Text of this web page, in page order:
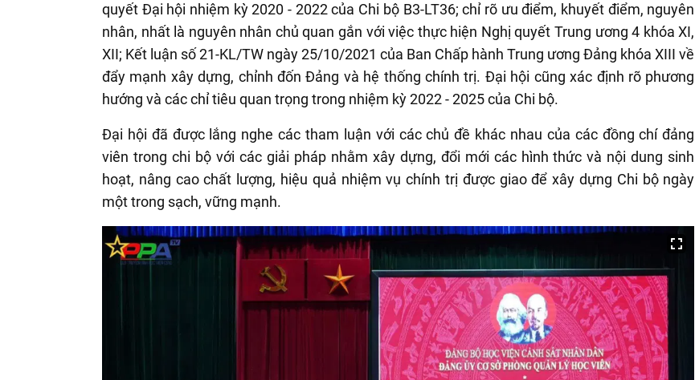
quyết Đại hội nhiệm kỳ 2020 - 2022 của Chi bộ B3-LT36; chỉ rõ ưu điểm, khuyết điểm, nguyên
nhân, nhất là nguyên nhân chủ quan gắn với việc thực hiện Nghị quyết Trung ương 4 khóa XI,
XII; Kết luận số 21-KL/TW ngày 25/10/2021 của Ban Chấp hành Trung ương Đảng khóa XIII về
đẩy mạnh xây dựng, chỉnh đốn Đảng và hệ thống chính trị. Đại hội cũng xác định rõ phương
hướng và các chỉ tiêu quan trọng trong nhiệm kỳ 2022 - 2025 của Chi bộ.
Đại hội đã được lắng nghe các tham luận với các chủ đề khác nhau của các đồng chí đảng
viên trong chi bộ với các giải pháp nhằm xây dựng, đổi mới các hình thức và nội dung sinh
hoạt, nâng cao chất lượng, hiệu quả nhiệm vụ chính trị được giao để xây dựng Chi bộ ngày
một trong sạch, vững mạnh.